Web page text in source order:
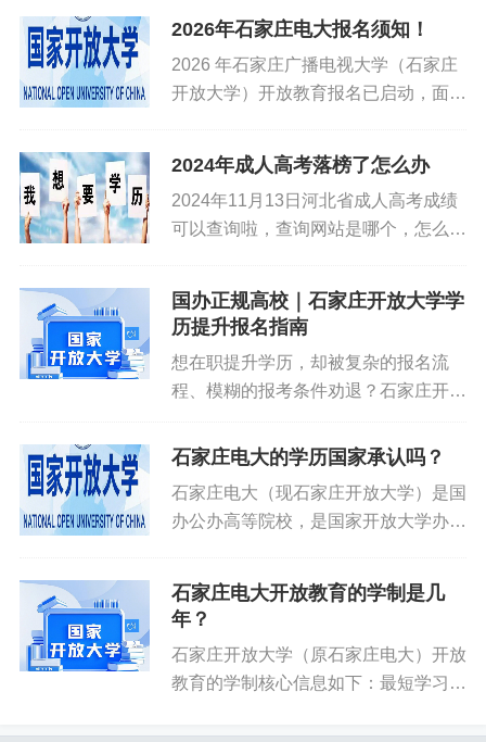
二、2026 年秋季招生关键信息（官方最新）
1. 报名时间
右，9 月完成学籍注册，部分学习中心提前截止，建
议尽早报名占名额。
2. 报名条件
高起专：高中、中专、职高、技校及以上学历
专升本：学信网可查的专科及以上学历
特殊专业：护理、药学等需符合行业从业要求
3. 报名材料（必带）
身份证原件及复印件
本科需提供学信网学历电子注册备案表
近期蓝底一寸证件照
录取的学生想托管2024年成人高考的
学生咨询：戴老师 1340...
2026年石家庄电大报名须知！
2026 年石家庄广播电视大学（石家庄
开放大学）开放教育报名已启动，面向
入学。为保障报名顺利，现将核心须知
公告如下。一、报名时间20...
2024年成人高考落榜了怎么办
2024年11月13日河北省成人高考成绩
可以查询啦，查询网站是哪个，怎么查
考过...
国办正规高校｜石家庄开放大学学
历提升报名指南
想在职提升学历，却被复杂的报名流
程、模糊的报考条件劝退？石家庄开放
民政府主办的国办高校，为让广大学子
名指南，从报考条件、报名时...
石家庄电大的学历国家承认吗？
石家庄电大（现石家庄开放大学）是国
办公办高等院校，是国家开放大学办学
地方办学单位，专注电大开放教育，常
年开展电大招生，属于正规国民教育序
列高校石家庄开放大学。一、学校...
石家庄电大开放教育的学制是几
年？
石家庄开放大学（原石家庄电大）开放
教育的学制核心信息如下：最短学习年